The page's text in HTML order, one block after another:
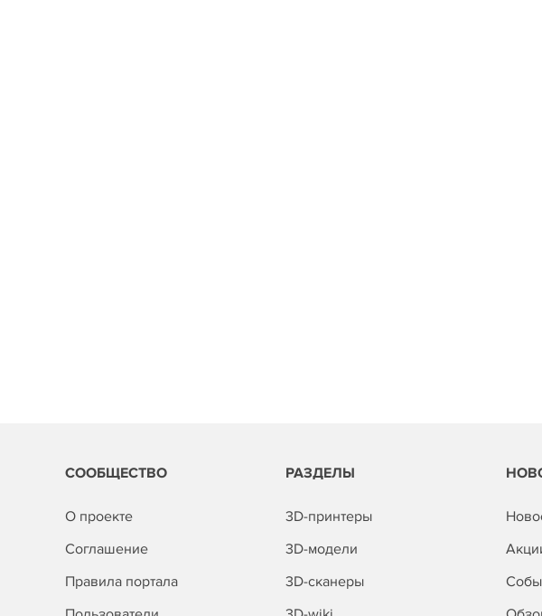
СООБЩЕСТВО
О проекте
Соглашение
Правила портала
РАЗДЕЛЫ
3D-принтеры
3D-модели
3D-сканеры